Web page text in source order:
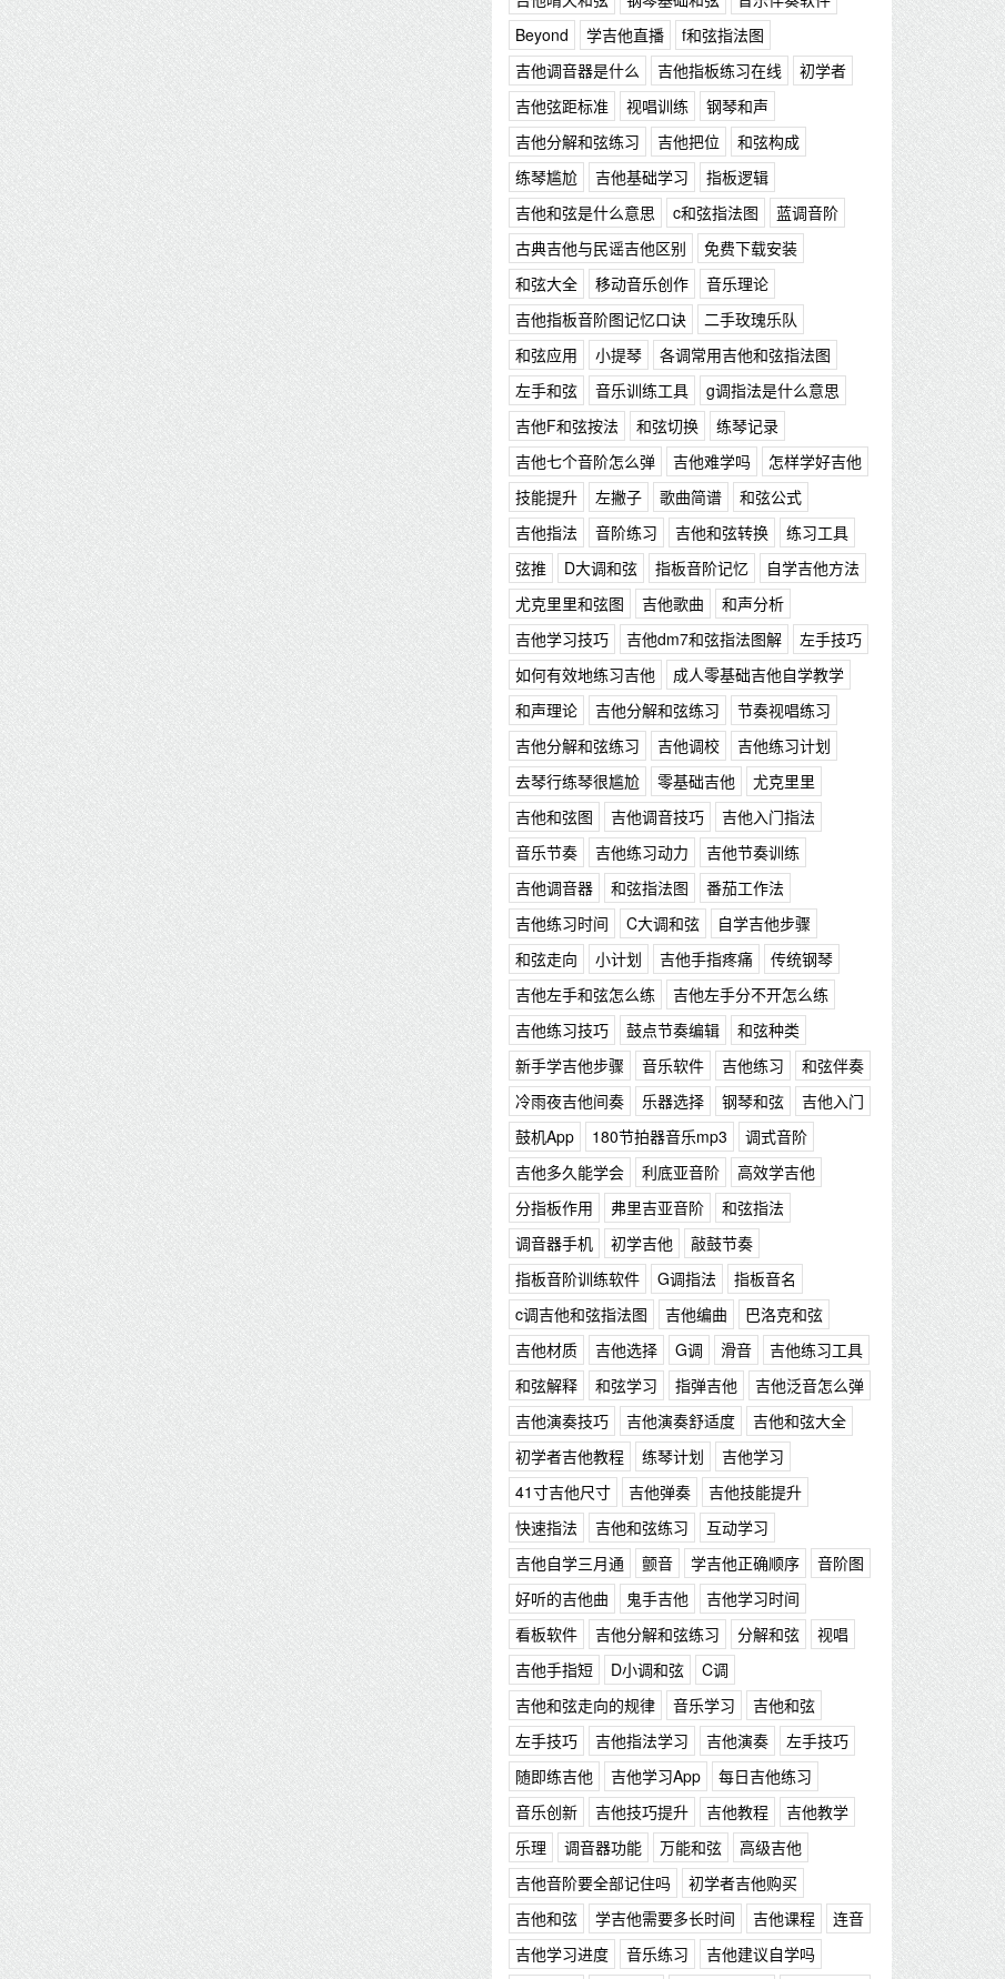
Beyond
学吉他直播
f和弦指法图
吉他调音器是什么
吉他指板练习在线
初学者
吉他弦距标准
视唱训练
钢琴和声
吉他分解和弦练习
吉他把位
和弦构成
练琴尴尬
吉他基础学习
指板逻辑
吉他和弦是什么意思
c和弦指法图
蓝调音阶
古典吉他与民谣吉他区别
免费下载安装
和弦大全
移动音乐创作
音乐理论
吉他指板音阶图记忆口诀
二手玫瑰乐队
和弦应用
小提琴
各调常用吉他和弦指法图
左手和弦
音乐训练工具
g调指法是什么意思
吉他F和弦按法
和弦切换
练琴记录
吉他七个音阶怎么弹
吉他难学吗
怎样学好吉他
技能提升
左撇子 歌曲简谱
和弦公式
吉他指法
音阶练习 吉他和弦转换
练习工具
弦推
D大调和弦 指板音阶记忆
自学吉他方法
尤克里里和弦图
吉他歌曲
和声分析
吉他学习技巧
吉他dm7和弦指法图解
左手技巧
如何有效地练习吉他
成人零基础吉他自学教学
和声理论
吉他分解和弦练习
节奏视唱练习
吉他分解和弦练习
吉他调校
吉他练习计划
去琴行练琴很尴尬
零基础吉他
尤克里里
吉他和弦图
吉他调音技巧
吉他入门指法
音乐节奏
吉他练习动力
吉他节奏训练
吉他调音器
和弦指法图
番茄工作法
吉他练习时间
C大调和弦
自学吉他步骤
和弦走向
小计划 吉他手指疼痛
传统钢琴
吉他左手和弦怎么练
吉他左手分不开怎么练
吉他练习技巧
鼓点节奏编辑
和弦种类
新手学吉他步骤
音乐软件 吉他练习
和弦伴奏
冷雨夜吉他间奏
乐器选择 钢琴和弦
吉他入门
鼓机App
180节拍器音乐mp3
调式音阶
吉他多久能学会
利底亚音阶
高效学吉他
分指板作用
弗里吉亚音阶
和弦指法
调音器手机
初学吉他
敲鼓节奏
指板音阶训练软件
G调指法
指板音名
c调吉他和弦指法图
吉他编曲
巴洛克和弦
吉他材质
吉他选择 G调 滑音
吉他练习工具
和弦解释
和弦学习 指弹吉他
吉他泛音怎么弹
吉他演奏技巧
吉他演奏舒适度
吉他和弦大全
初学者吉他教程
练琴计划
吉他学习
41寸吉他尺寸
吉他弹奏
吉他技能提升
快速指法
吉他和弦练习
互动学习
吉他自学三月通
颤音 学吉他正确顺序
音阶图
好听的吉他曲
鬼手吉他
吉他学习时间
看板软件
吉他分解和弦练习 分解和弦
视唱
吉他手指短
D小调和弦
C调
吉他和弦走向的规律
音乐学习
吉他和弦
左手技巧
吉他指法学习 吉他演奏
左手技巧
随即练吉他
吉他学习App
每日吉他练习
音乐创新
吉他技巧提升 吉他教程
吉他教学
乐理
调音器功能 万能和弦
高级吉他
吉他音阶要全部记住吗
初学者吉他购买
吉他和弦
学吉他需要多长时间 吉他课程
连音
吉他学习进度
音乐练习
吉他建议自学吗